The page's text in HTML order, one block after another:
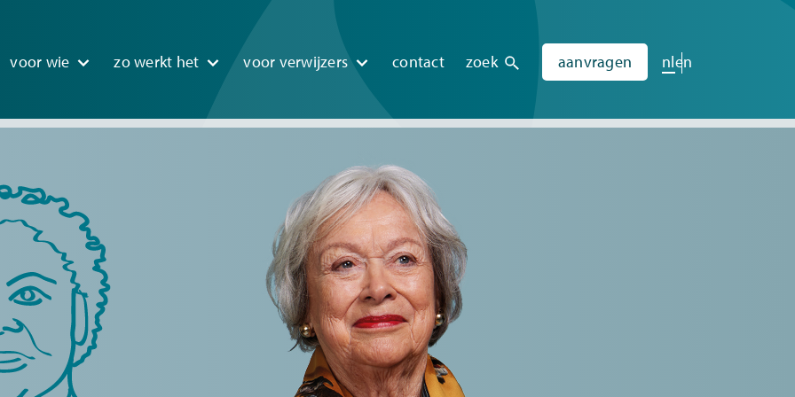
voor wie zo werkt het voor verwijzers contact zoek aanvragen nlen